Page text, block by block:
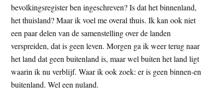
bevolkingsregister ben ingeschreven? Is dat het binnenland,
het thuisland? Maar ik voel me overal thuis. Ik kan ook niet
een paar delen van de samenstelling over de landen
verspreiden, dat is geen leven. Morgen ga ik weer terug naar
het land dat geen buitenland is, maar wel buiten het land ligt
waarin ik nu verblijf. Waar ik ook zoek: er is geen binnen-en
buitenland. Wel een nuland.